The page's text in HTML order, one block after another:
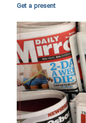
Get a present